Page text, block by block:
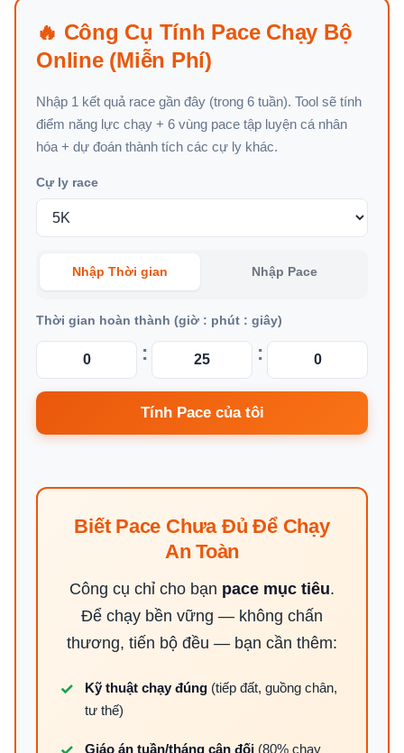
🔥 Công Cụ Tính Pace Chạy Bộ
Online (Miễn Phí)
Nhập 1 kết quả race gần đây (trong 6 tuần). Tool sẽ tính
điểm năng lực chạy + 6 vùng pace tập luyện cá nhân
hóa + dự đoán thành tích các cự ly khác.
Cự ly race
Nhập Thời gian Nhập Pace
Thời gian hoàn thành (giờ : phút : giây)
: :
Tính Pace của tôi
Biết Pace Chưa Đủ Để Chạy
An Toàn
Công cụ chỉ cho bạn pace mục tiêu.
Để chạy bền vững — không chấn
thương, tiến bộ đều — bạn cần thêm:
Kỹ thuật chạy đúng (tiếp đất, guồng chân,
tư thế)
Giáo án tuần/tháng cân đối (80% chạy